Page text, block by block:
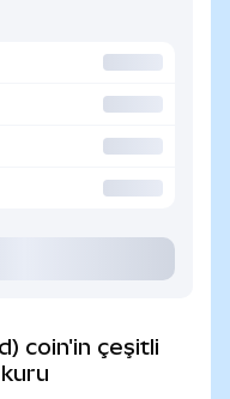
coin'in çeşitli